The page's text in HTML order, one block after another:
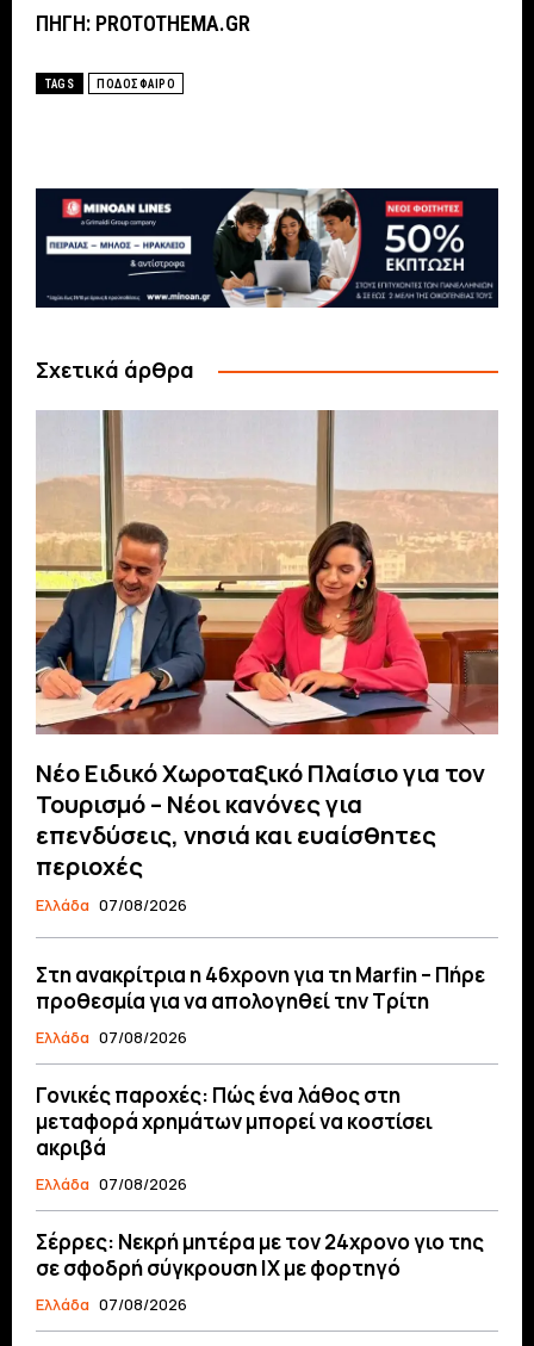
ΠΗΓΗ: PROTOTHEMA.GR
TAGS ΠΟΔΟΣΦΑΙΡΟ
Σχετικά άρθρα
Νέο Ειδικό Χωροταξικό Πλαίσιο για τον
Τουρισμό – Νέοι κανόνες για
επενδύσεις, νησιά και ευαίσθητες
περιοχές
Ελλάδα 07/08/2026
Στη ανακρίτρια η 46χρονη για τη Marfin – Πήρε
προθεσμία για να απολογηθεί την Τρίτη
Ελλάδα 07/08/2026
Γονικές παροχές: Πώς ένα λάθος στη
μεταφορά χρημάτων μπορεί να κοστίσει
ακριβά
Ελλάδα 07/08/2026
Σέρρες: Νεκρή μητέρα με τον 24χρονο γιο της
σε σφοδρή σύγκρουση ΙΧ με φορτηγό
Ελλάδα 07/08/2026